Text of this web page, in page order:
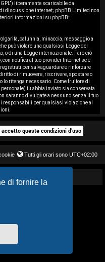
di fornire la
liberamente scaricabile da
di discussione internet; phpBB Limited non
informazioni su phpBB:
calunnia, minaccia, messaggio a
può violare una qualsiasi Legge del
o di una Legge internazionale. Fare ciò
con notifica al tuo provider Internet se è
per salvaguardare e rinforzare
di rimuovere, riscrivere, spostare o
ritenga necessario. Come fruitore di
tu abbia inviato sia conservata
saranno divulgate a nessuno senza il tuo
responsabili per qualsiasi violazione al
Tutti gli orari sono UTC+02:00